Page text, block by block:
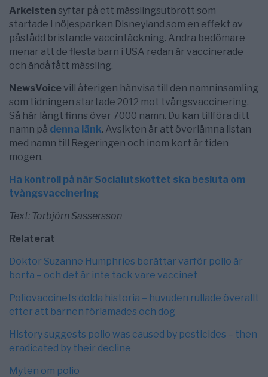
Arkelsten syftar på ett mässlingsutbrott som
startade i nöjesparken Disneyland som en effekt av
påstådd bristande vaccintäckning. Andra bedömare
menar att de flesta barn i USA redan är vaccinerade
och ändå fått mässling.
NewsVoice vill återigen hänvisa till den namninsamling
som tidningen startade 2012 mot tvångsvaccinering.
Så här långt finns över 7000 namn. Du kan tillföra ditt
namn på denna länk. Avsikten är att överlämna listan
med namn till Regeringen och inom kort är tiden
mogen.
Ha kontroll på när Socialutskottet ska besluta om
tvångsvaccinering
Text: Torbjörn Sassersson
Relaterat
Doktor Suzanne Humphries berättar varför polio är
borta – och det är inte tack vare vaccinet
Poliovaccinets dolda historia – huvuden rullade överallt
efter att barnen förlamades och dog
History suggests polio was caused by pesticides – then
eradicated by their decline
Myten om polio